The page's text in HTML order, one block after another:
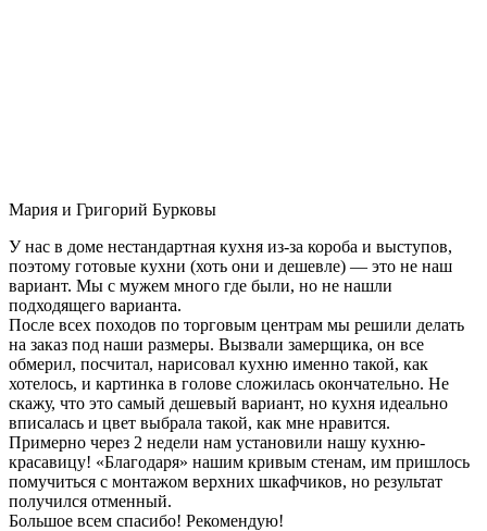
Мария и Григорий Бурковы
У нас в доме нестандартная кухня из-за короба и выступов,
поэтому готовые кухни (хоть они и дешевле) — это не наш
вариант. Мы с мужем много где были, но не нашли
подходящего варианта.
После всех походов по торговым центрам мы решили делать
на заказ под наши размеры. Вызвали замерщика, он все
обмерил, посчитал, нарисовал кухню именно такой, как
хотелось, и картинка в голове сложилась окончательно. Не
скажу, что это самый дешевый вариант, но кухня идеально
вписалась и цвет выбрала такой, как мне нравится.
Примерно через 2 недели нам установили нашу кухню-
красавицу! «Благодаря» нашим кривым стенам, им пришлось
помучиться с монтажом верхних шкафчиков, но результат
получился отменный.
Большое всем спасибо! Рекомендую!